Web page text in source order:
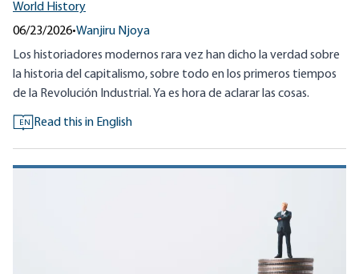
World History
06/23/2026•Wanjiru Njoya
Los historiadores modernos rara vez han dicho la verdad sobre
la historia del capitalismo, sobre todo en los primeros tiempos
de la Revolución Industrial. Ya es hora de aclarar las cosas.
EN Read this in English